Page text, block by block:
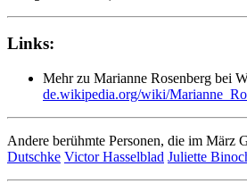
Links:
Mehr zu Marianne Rosenberg bei
de.wikipedia.org/wiki/
Andere berühmte Personen, die im März
Dutschke Victor Hasselblad Juliette